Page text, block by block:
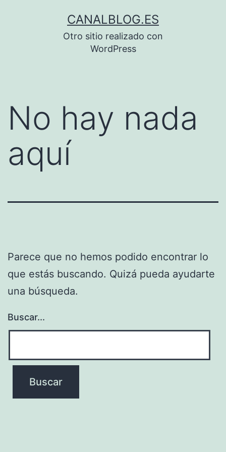
CANALBLOG.ES
Otro sitio realizado con
WordPress
No hay nada
aquí
Parece que no hemos podido encontrar lo
que estás buscando. Quizá pueda ayudarte
una búsqueda.
Buscar...